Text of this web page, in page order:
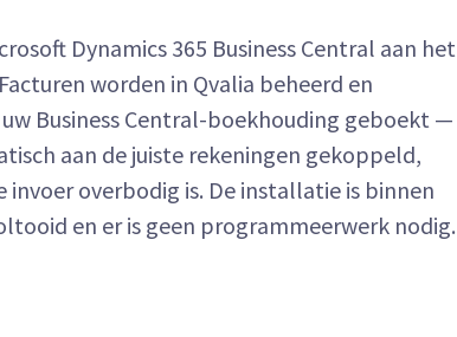
Dynamics 365 Business Central aan het
worden in Qvalia beheerd en
Business Central-boekhouding geboekt —
aan de juiste rekeningen gekoppeld,
overbodig is. De installatie is binnen
en er is geen programmeerwerk nodig.